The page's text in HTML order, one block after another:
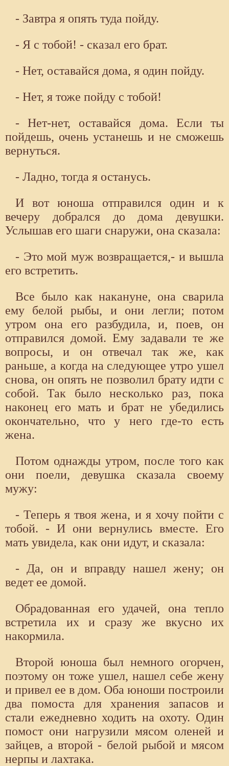
- Завтра я опять туда пойду.
- Я с тобой! - сказал его брат.
- Нет, оставайся дома, я один пойду.
- Нет, я тоже пойду с тобой!
- Нет-нет, оставайся дома. Если ты
пойдешь, очень устанешь и не сможешь
вернуться.
- Ладно, тогда я останусь.
И вот юноша отправился один и к
вечеру добрался до дома девушки.
Услышав его шаги снаружи, она сказала:
- Это мой муж возвращается,- и вышла
его встретить.
Все было как накануне, она сварила
ему белой рыбы, и они легли; потом
утром она его разбудила, и, поев, он
отправился домой. Ему задавали те же
вопросы, и он отвечал так же, как
раньше, а когда на следующее утро ушел
снова, он опять не позволил брату идти с
собой. Так было несколько раз, пока
наконец его мать и брат не убедились
окончательно, что у него где-то есть
жена.
Потом однажды утром, после того как
они поели, девушка сказала своему
мужу:
- Теперь я твоя жена, и я хочу пойти с
тобой. - И они вернулись вместе. Его
мать увидела, как они идут, и сказала:
- Да, он и вправду нашел жену; он
ведет ее домой.
Обрадованная его удачей, она тепло
встретила их и сразу же вкусно их
накормила.
Второй юноша был немного огорчен,
поэтому он тоже ушел, нашел себе жену
и привел ее в дом. Оба юноши построили
два помоста для хранения запасов и
стали ежедневно ходить на охоту. Один
помост они нагрузили мясом оленей и
зайцев, а второй - белой рыбой и мясом
нерпы и лахтака.